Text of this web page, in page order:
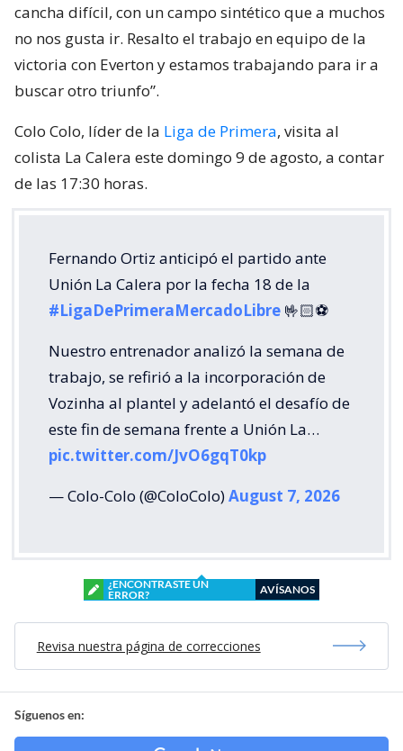
cancha difícil, con un campo sintético que a muchos
no nos gusta ir. Resalto el trabajo en equipo de la
victoria con Everton y estamos trabajando para ir a
buscar otro triunfo”.
Colo Colo, líder de la Liga de Primera, visita al
colista La Calera este domingo 9 de agosto, a contar
de las 17:30 horas.
Fernando Ortiz anticipó el partido ante
Unión La Calera por la fecha 18 de la
#LigaDePrimeraMercadoLibre 🤟🏻⚽️
Nuestro entrenador analizó la semana de
trabajo, se refirió a la incorporación de
Vozinha al plantel y adelantó el desafío de
este fin de semana frente a Unión La…
pic.twitter.com/JvO6gqT0kp
— Colo-Colo (@ColoColo)August 7, 2026
¿ENCONTRASTE UN
ERROR?
AVÍSANOS
Revisa nuestra página de correcciones
Síguenos en: